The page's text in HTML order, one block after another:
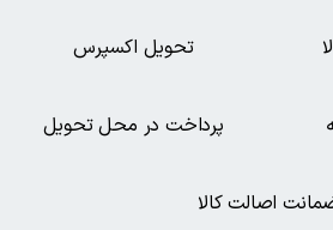
اصالت کالا
پرداخت در محل تحویل
تحویل اکسپرس